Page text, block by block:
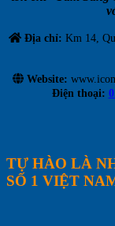
Địa chỉ: Km 14,
Website:
Điện thoại:
TỰ HÀO LÀ
SỐ 1 VIỆT